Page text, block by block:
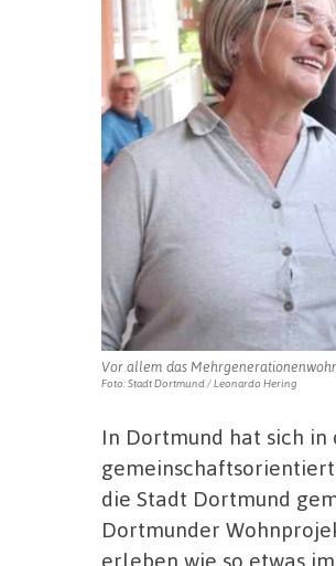
Vor allem das
Foto: Stadt Dortmund / Leonardo Hering
In Dortmund hat sich
die Stadt Dortmund
Dortmunder
erleben wie so etwas